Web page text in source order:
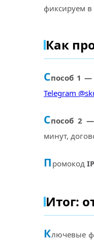
фиксируем в
Как
Способ 1
Telegram
Способ 2
минут,
П ромокод
Итог:
Ключевые